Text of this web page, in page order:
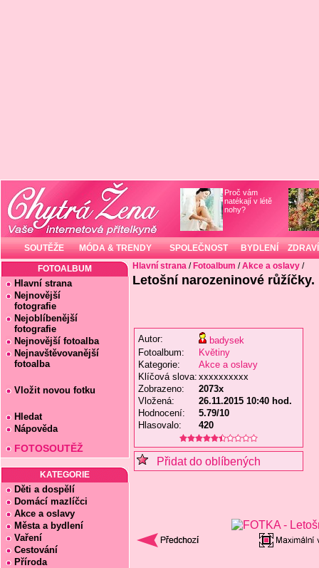
Proč vám
natékají v létě
nohy?
SOUTĚŽE MÓDA & TRENDY SPOLEČNOST BYDLENÍ ZDRAVÍ
FOTOALBUM
Hlavní strana
Nejnovější
fotografie
Nejoblíbenější
fotografie
Nejnovější fotoalba
Nejnavštěvovanější
fotoalba
Vložit novou fotku
Hledat
Nápověda
FOTOSOUTĚŽ
KATEGORIE
Děti a dospělí
Domácí mazlíčci
Akce a oslavy
Města a bydlení
Vaření
Cestování
Příroda
Hlavní strana / Fotoalbum /Akce a oslavy /
Letošní narozeninové růžíčky.
Autor:
badysek
Fotoalbum:
Květiny
Kategorie:
Akce a oslavy
Klíčová slova: xxxxxxxxxx
Zobrazeno:
2073x
Vložená:
26.11.2015 10:40 hod.
Hodnocení:
5.79/10
Hlasovalo:
420
Přidat do oblíbených